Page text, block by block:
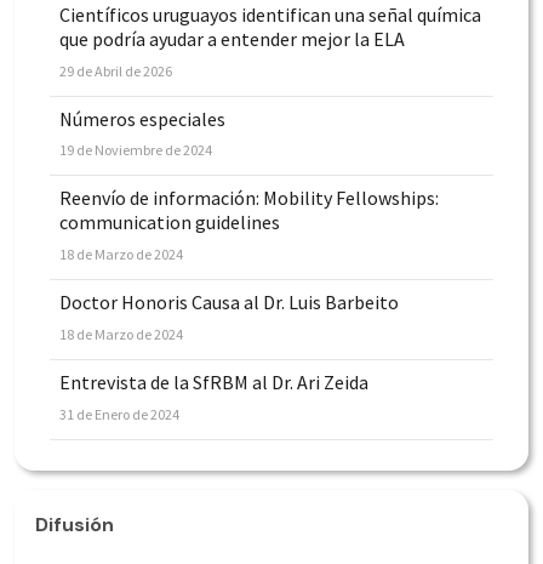
Científicos uruguayos identifican una señal química
que podría ayudar a entender mejor la ELA
29 de Abril de 2026
Números especiales
19 de Noviembre de 2024
Reenvío de información: Mobility Fellowships:
communication guidelines
18 de Marzo de 2024
Doctor Honoris Causa al Dr. Luis Barbeito
18 de Marzo de 2024
Entrevista de la SfRBM al Dr. Ari Zeida
31 de Enero de 2024
Difusión